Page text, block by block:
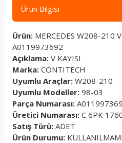
Ürün Bilgisi
Ürün: MERCEDES W208-210
A0119973692
Açıklama: V KAYISI
Marka: CONTITECH
Uyumlu Araçlar: W208-210
Uyumlu Modeller: 98-03
Parça Numarası:
Üretici Numarası: C 6PK
Satış Türü: ADET
Ürün Durumu: